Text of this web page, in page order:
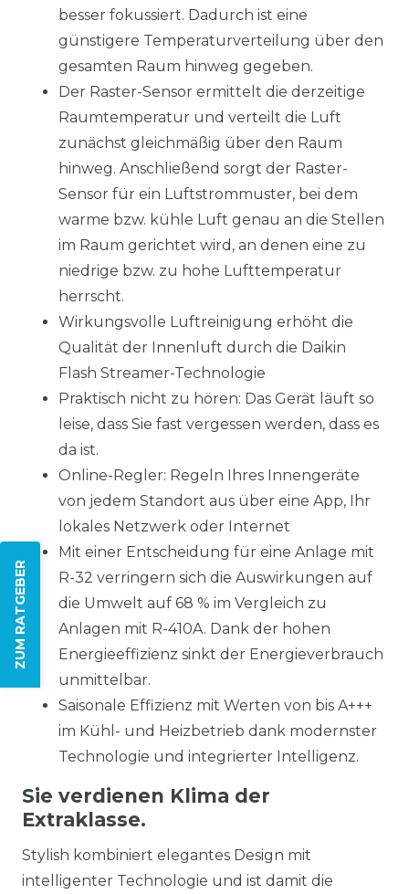
ZUM RATGEBER
besser fokussiert. Dadurch ist eine
günstigere Temperaturverteilung über den
gesamten Raum hinweg gegeben.
Der Raster-Sensor ermittelt die derzeitige
Raumtemperatur und verteilt die Luft
zunächst gleichmäßig über den Raum
hinweg. Anschließend sorgt der Raster-
Sensor für ein Luftstrommuster, bei dem
warme bzw. kühle Luft genau an die Stellen
im Raum gerichtet wird, an denen eine zu
niedrige bzw. zu hohe Lufttemperatur
herrscht.
Wirkungsvolle Luftreinigung erhöht die
Qualität der Innenluft durch die Daikin
Flash Streamer-Technologie
Praktisch nicht zu hören: Das Gerät läuft so
leise, dass Sie fast vergessen werden, dass es
da ist.
Online-Regler: Regeln Ihres Innengeräte
von jedem Standort aus über eine App, Ihr
lokales Netzwerk oder Internet
Mit einer Entscheidung für eine Anlage mit
R-32 verringern sich die Auswirkungen auf
die Umwelt auf 68 % im Vergleich zu
Anlagen mit R-410A. Dank der hohen
Energieeffizienz sinkt der Energieverbrauch
unmittelbar.
Saisonale Effizienz mit Werten von bis A+++
im Kühl- und Heizbetrieb dank modernster
Technologie und integrierter Intelligenz.
Sie verdienen Klima der
Extraklasse.
Stylish kombiniert elegantes Design mit
intelligenter Technologie und ist damit die